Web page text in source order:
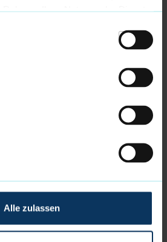
Alle zulassen
Head Coaches bei der
den Trainerberuf
wächst stetig an und